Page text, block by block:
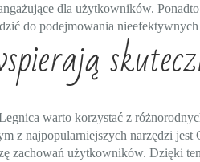
dla użytkowników.
do podejmowania
warto korzystać z
z najpopularniejszych narzędzi
zachowań użytkowników. Dzięki